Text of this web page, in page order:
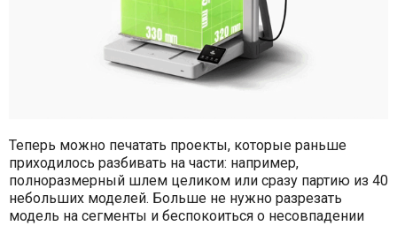
Теперь можно печатать проекты, которые раньше
приходилось разбивать на части: например,
полноразмерный шлем целиком или сразу партию из 40
небольших моделей. Больше не нужно разрезать
модель на сегменты и беспокоиться о несовпадении